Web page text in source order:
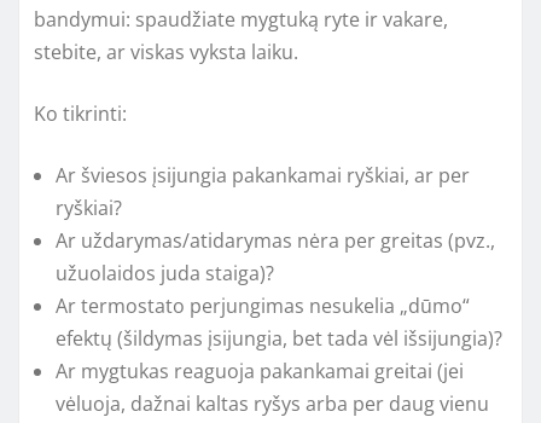
bandymui: spaudžiate mygtuką ryte ir vakare,
stebite, ar viskas vyksta laiku.
Ko tikrinti:
Ar šviesos įsijungia pakankamai ryškiai, ar per
ryškiai?
Ar uždarymas/atidarymas nėra per greitas (pvz.,
užuolaidos juda staiga)?
Ar termostato perjungimas nesukelia „dūmo“
efektų (šildymas įsijungia, bet tada vėl išsijungia)?
Ar mygtukas reaguoja pakankamai greitai (jei
vėluoja, dažnai kaltas ryšys arba per daug vienu